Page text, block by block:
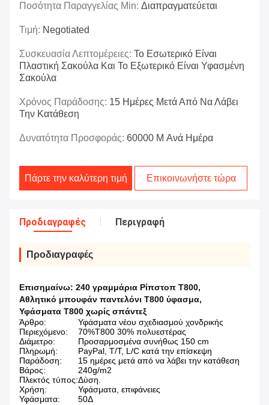
Ποσότητα Παραγγελίας Min: Διαπραγματεύεται
Τιμή: Negotiated
Συσκευασία Λεπτομέρειες: Το Εσωτερικό Είναι
Πλαστική Σακούλα Και Το Εξωτερικό Είναι Υφασμένη
Σακούλα
Χρόνος Παράδοσης: 15 Ημέρες Μετά Από Να Λάβει
Την Κατάθεση
Δυνατότητα Προσφοράς: 60000 M Ανά Ημέρα
Πάρτε την καλύτερη τιμή Επικοινωνήστε τώρα
Προδιαγραφές Περιγραφή
Προδιαγραφές
Επισημαίνω: 240 γραμμάρια Ρίπστοπ T800,
Αθλητικό μπουφάν παντελόνι T800 ύφασμα,
Υφάσματα T800 χωρίς σπάντεξ
Άρθρο:
Υφάσματα νέου σχεδιασμού χονδρικής
Περιεχόμενο:
70%T800 30% πολυεστέρας
Διάμετρο:
Προσαρμοσμένα συνήθως 150 cm
Πληρωμή:
PayPal, T/T, L/C κατά την επίσκεψη
Παράδοση:
15 ημέρες μετά από να λάβει την κατάθεση
Βάρος:
240g/m2
Πλεκτός τύπος:Δύση.
Χρήση:
Υφάσματα, επιφάνειες
Υφάσματα:
50Δ